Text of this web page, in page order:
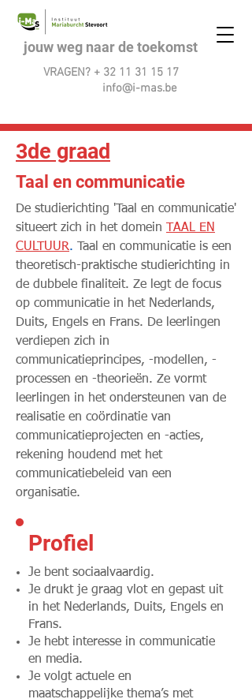
jouw weg naar de toekomst
VRAGEN? + 32 11 31 15 17
info@i-mas.be
3de graad
Taal en communicatie
De studierichting 'Taal en communicatie'
situeert zich in het domein
TAAL EN
CULTUUR. Taal en communicatie is een
theoretisch-praktische studierichting in
de dubbele finaliteit. Ze legt de focus
op communicatie in het Nederlands,
Duits, Engels en Frans. De leerlingen
verdiepen zich in
communicatieprincipes, -modellen, -
processen en -theorieën. Ze vormt
leerlingen in het ondersteunen van de
realisatie en coördinatie van
communicatieprojecten en -acties,
rekening houdend met het
communicatiebeleid van een
organisatie.
Profiel
Je bent sociaalvaardig.
Je drukt je graag vlot en gepast uit
in het Nederlands, Duits, Engels en
Frans.
Je hebt interesse in communicatie
en media.
Je volgt actuele en
maatschappelijke thema’s met